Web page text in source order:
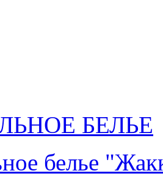
БЕЛЬЕ
белье